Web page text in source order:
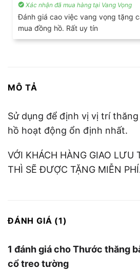
Được xếp
hạng55
Xác nhận đã mua hàng tại Vang Vọng
Đánh giá cao việc vang vọng tặng
mua đồng hồ. Rất uy tín
MÔ TẢ
Sử dụng để định vị vị trí
hồ hoạt động ổn định nhất.
VỚI KHÁCH HÀNG GIAO LƯU
THÌ SẼ ĐƯỢC TẶNG MIỄN
ĐÁNH GIÁ (1)
1 đánh giá choThước thăng
cổ treo tường